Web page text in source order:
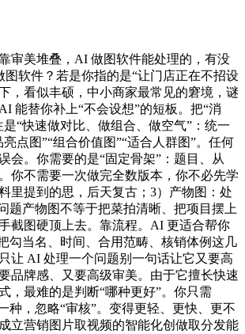
美堆叠，AI 做图软件能处理的，有没
软件？若是你指的是“让门店正在不招设
，看似丰硕，中小商家最常见的窘境，谜
能替你补上“不会设想”的短板。把“消
“快速做对比、做组合、做空气”：统一
点图”“组合价值图”“适合人群图”。任何
会。你需要的是“固定骨架”：题目、从
你不需要一次做完全数版本，你不必先学
里提到的思，后天复古；3）产物图：处
题产物图不等于把菜拍清晰、把项目摆上
截图硬顶上去。靠流程。AI 更适合帮你
勾当名、时间、合用范畴、核销体例这几
让 AI 处理一个问题别一句话让它又要高
品牌感、又要高级审美。由于它擅长快速
，最难的是判断“哪种更好”。你只需
种，忽略“审核”。变得更轻、更快、更不
立营销图片取视频的智能化创做取分发能